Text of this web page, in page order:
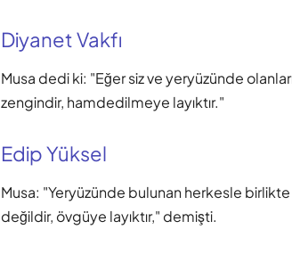
Diyanet Vakfı
Musa dedi ki: "Eğer siz ve yeryüzünde
zengindir, hamdedilmeye layıktır."
Edip Yüksel
Musa: "Yeryüzünde bulunan herkesle
değildir, övgüye layıktır," demişti.